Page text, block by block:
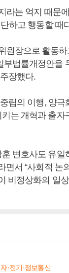
라는 억지 때문
하고 행동할 때
원장으로 활동
법률개정안을
장했다.
립의 이행, 양
는 개혁과 출
변호사도 유
면서 “사회적 논
비정상화의 일
·전기·정보통신